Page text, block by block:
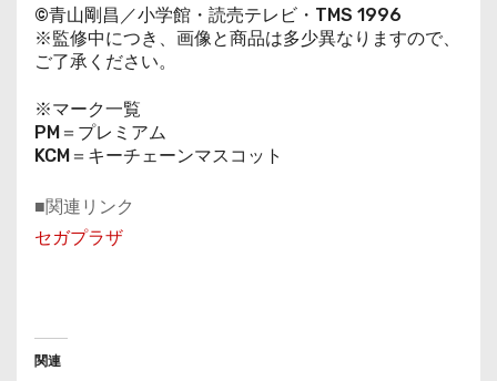
©青山剛昌／小学館・読売テレビ・TMS 1996
※監修中につき、画像と商品は多少異なりますので、
ご了承ください。
※マーク一覧
PM＝プレミアム
KCM＝キーチェーンマスコット
■関連リンク
セガプラザ
関連